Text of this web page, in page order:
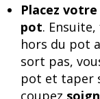
Placez
pot.
hors du pot
sort pas,
pot et taper
coupez